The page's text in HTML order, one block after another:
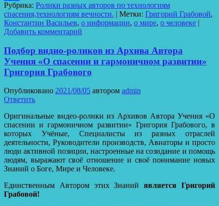
Отправить
Рубрика: Ролики разных авторов по технологиям
спасения,технологиям вечности. | Метки: Григорий Грабовой,
Константин Васильев, о информации, о мире, о человеке |
Добавить комментарий
Подбор видио-роликов из Архива Автора
Учения «О спасении и гармоничном развитии»
Григория Грабового
Опубликовано 2021/08/05 автором admin
Ответить
Оригинальные видео-ролики из Архивов Автора Учения «О
спасении и гармоничном развитии» Григория Грабового, в
которых Учёные, Специалисты из разных отраслей
деятельности, Руководители производств, Авиаторы и просто
люди активной позиции, настроенные на созидание и помощь
людям, выражают своё отношение и своё понимание новых
Знаний о Боге, Мире и Человеке.
Единственным Автором этих Знанийявляется Григорий
Грабовой!